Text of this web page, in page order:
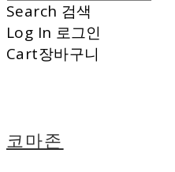
Search 검색
Log In 로그인
Cart장바구니
코마존